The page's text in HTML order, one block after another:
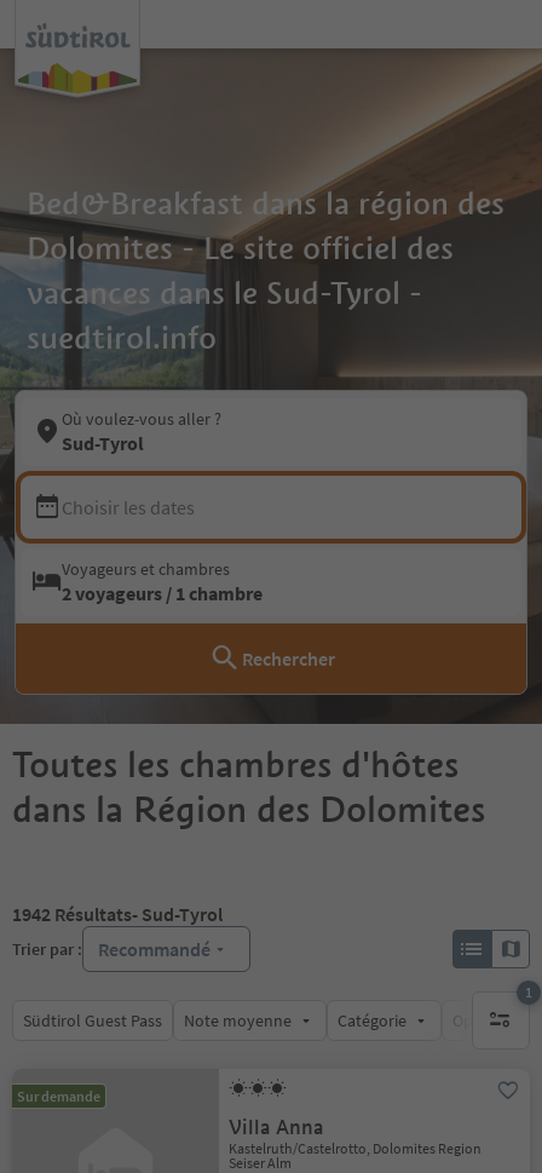
Bed&Breakfast dans la région des
Dolomites - Le site officiel des
vacances dans le Sud-Tyrol -
suedtirol.info
Où voulez-vous aller ?
Sud-Tyrol
Choisir les dates
Voyageurs et chambres
2 voyageurs / 1 chambre
Rechercher
Toutes les chambres d'hôtes
dans la Région des Dolomites
1942 Résultats- Sud-Tyrol
Trier par : Recommandé
Südtirol Guest Pass Note moyenne Catégorie Options de
1
1 filtre
Sur demande
Villa Anna
Kastelruth/Castelrotto, Dolomites Region
Seiser Alm